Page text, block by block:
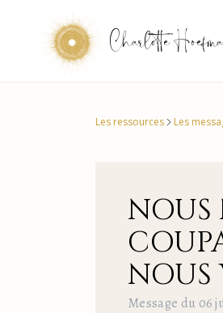
Charlotte
Les ressources Les
NOUS
NOUS
Message du 06